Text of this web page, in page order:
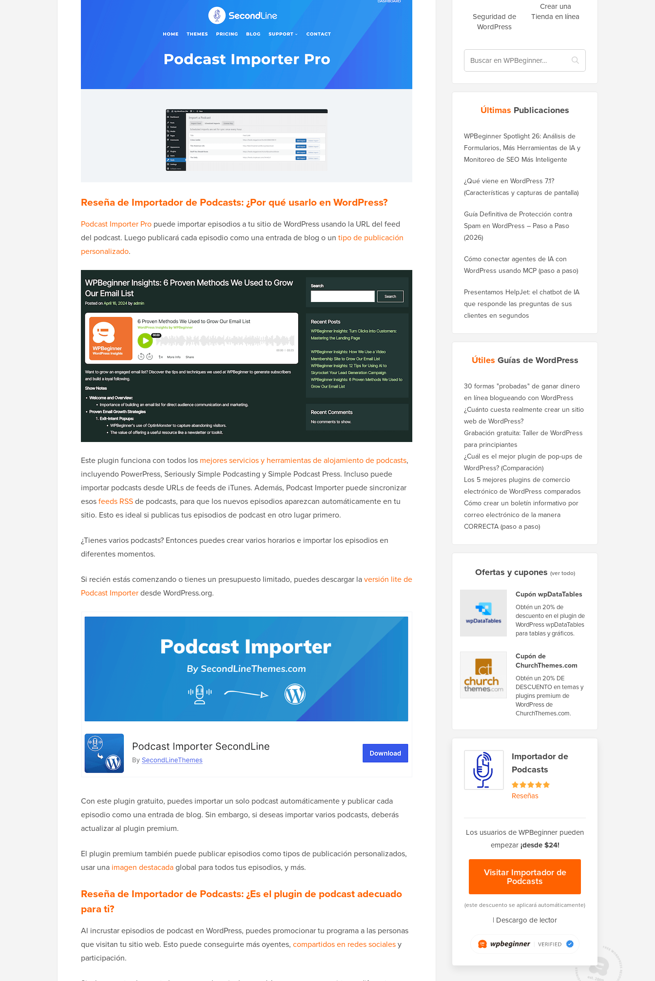
Reseña de Importador de Podcasts: ¿Por qué usarlo en WordPress?
Podcast Importer Pro puede importar episodios a tu sitio de WordPress usando la URL del feed
del podcast. Luego publicará cada episodio como una entrada de blog o un tipo de publicación
personalizado.
Este plugin funciona con todos los mejores servicios y herramientas de alojamiento de podcasts,
incluyendo PowerPress, Seriously Simple Podcasting y Simple Podcast Press. Incluso puede
importar podcasts desde URLs de feeds de iTunes. Además, Podcast Importer puede sincronizar
esosfeeds RSSde podcasts, para que los nuevos episodios aparezcan automáticamente en tu
sitio. Esto es ideal si publicas tus episodios de podcast en otro lugar primero.
¿Tienes varios podcasts? Entonces puedes crear varios horarios e importar los episodios en
diferentes momentos.
Si recién estás comenzando o tienes un presupuesto limitado, puedes descargar laversión lite de
Podcast Importerdesde WordPress.org.
Con este plugin gratuito, puedes importar un solo podcast automáticamente y publicar cada
episodio como una entrada de blog. Sin embargo, si deseas importar varios podcasts, deberás
actualizar al plugin premium.
El plugin premium también puede publicar episodios como tipos de publicación personalizados,
usar una imagen destacadaglobal para todos tus episodios, y más.
Reseña de Importador de Podcasts: ¿Es el plugin de podcast adecuado
para ti?
Al incrustar episodios de podcast en WordPress, puedes promocionar tu programa a las personas
que visitan tu sitio web. Esto puede conseguirte más oyentes, compartidos en redes socialesy
participación.
Seguridad de
WordPress
Crear una
Tienda en línea
Últimas Publicaciones
WPBeginner Spotlight 26: Análisis de
Formularios, Más Herramientas de IA y
Monitoreo de SEO Más Inteligente
¿Qué viene en WordPress 7.1?
(Características y capturas de pantalla)
Guía Definitiva de Protección contra
Spam en WordPress – Paso a Paso
(2026)
Cómo conectar agentes de IA con
WordPress usando MCP (paso a paso)
Presentamos HelpJet: el chatbot de IA
que responde las preguntas de sus
clientes en segundos
Útiles Guías de WordPress
30 formas "probadas" de ganar dinero
en línea blogueando con WordPress
¿Cuánto cuesta realmente crear un sitio
web de WordPress?
Grabación gratuita: Taller de WordPress
para principiantes
¿Cuál es el mejor plugin de pop-ups de
WordPress? (Comparación)
Los 5 mejores plugins de comercio
electrónico de WordPress comparados
Cómo crear un boletín informativo por
correo electrónico de la manera
CORRECTA (paso a paso)
Ofertas y cupones (ver todo)
Cupón wpDataTables
Obtén un 20% de
descuento en el plugin de
WordPress wpDataTables
para tablas y gráficos.
Cupón de
ChurchThemes.com
Obtén un 20% DE
DESCUENTO en temas y
plugins premium de
WordPress de
ChurchThemes.com.
Importador de
Podcasts
Reseñas
Los usuarios de WPBeginner pueden
empezar¡desde $24!
Visitar Importador de
Podcasts
(este descuento se aplicará automáticamente)
| Descargo de lector